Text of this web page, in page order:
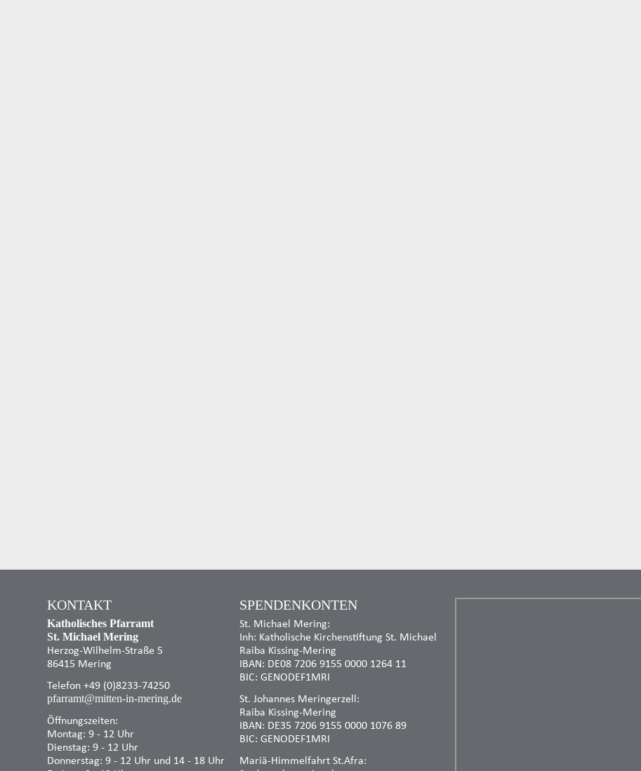
KONTAKT
Katholisches Pfarramt
St. Michael Mering
Herzog-Wilhelm-Straße 5
86415 Mering
Telefon +49 (0)8233-74250
pfarramt@mitten-in-mering.de
Öffnungszeiten:
Montag: 9 - 12 Uhr
Dienstag: 9 - 12 Uhr
Donnerstag: 9 - 12 Uhr und 14 - 18 Uhr
SPENDENKONTEN
St. Michael Mering:
Inh: Katholische Kirchenstiftung St. Michael
Raiba Kissing-Mering
IBAN: DE08 7206 9155 0000 1264 11
BIC: GENODEF1MRI
St. Johannes Meringerzell:
Raiba Kissing-Mering
IBAN: DE35 7206 9155 0000 1076 89
BIC: GENODEF1MRI
Mariä-Himmelfahrt St.Afra: